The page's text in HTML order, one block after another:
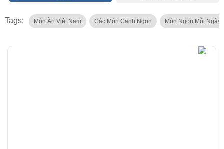
Tags: Món Ăn Việt Nam Các Món Canh Ngon Món Ngon Mỗi Ngày